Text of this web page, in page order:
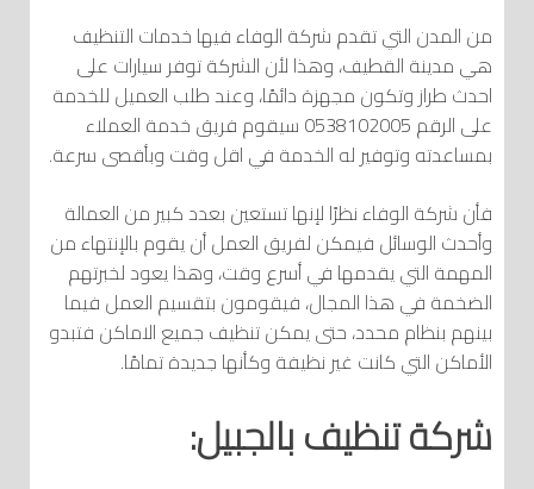
من المدن التي تقدم شركة الوفاء فيها خدمات التنظيف
هي مدينة القطيف، وهذا لأن الشركة توفر سيارات على
احدث طراز وتكون مجهزة دائمًا، وعند طلب العميل للخدمة
على الرقم 0538102005 سيقوم فريق خدمة العملاء
بمساعدته وتوفير له الخدمة في اقل وقت وبأقصى سرعة.
فأن شركة الوفاء نظرًا لإنها تستعين بعدد كبير من العمالة
وأحدث الوسائل فيمكن لفريق العمل أن يقوم بالإنتهاء من
المهمة التي يقدمها في أسرع وقت، وهذا يعود لخبرتهم
الضخمة في هذا المجال، فيقومون بتقسيم العمل فيما
بينهم بنظام محدد، حتى يمكن تنظيف جميع الاماكن فتبدو
الأماكن التي كانت غير نظيفة وكأنها جديدة تمامًا.
شركة تنظيف بالجبيل: